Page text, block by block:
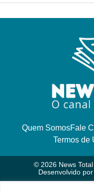
Quem SomosFale
Termos de
© 2026 News
Desenvolvido por